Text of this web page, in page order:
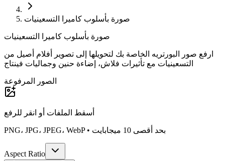
صورة بأسلوب كاميرا التسعينيات
صورة بأسلوب كاميرا التسعينيات
ارفع صور البورتريه الخاصة بك لتحويلها إلى تصوير أفلام أصيل من
التسعينيات مع تأثيرات فلاش، إضاءة حنين وجماليات فينتاج
الصور المرفوعة
أسقط الملفات أو انقر للرفع
PNG، JPG، JPEG، WebP • بحد أقصى 10 ميجابايت
Aspect Ratio